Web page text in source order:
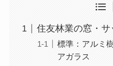
住友林業の窓・
標準：アルミ
アガラス